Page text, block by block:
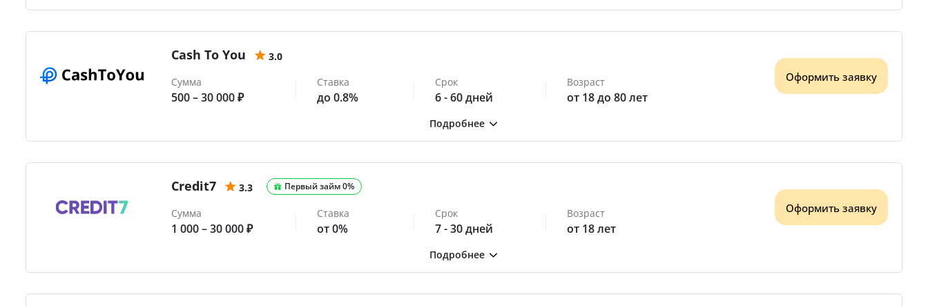
Cash To You
3.0
Сумма
500 – 30 000 ₽
Ставка
до 0.8%
Срок
6 - 60 дней
Возраст
от 18 до 80 лет
Оформить заявку
Credit7 3.3 Первый займ 0%
Сумма
1 000 – 30 000 ₽
Ставка
от 0%
Срок
7 - 30 дней
Возраст
от 18 лет
Оформить заявку